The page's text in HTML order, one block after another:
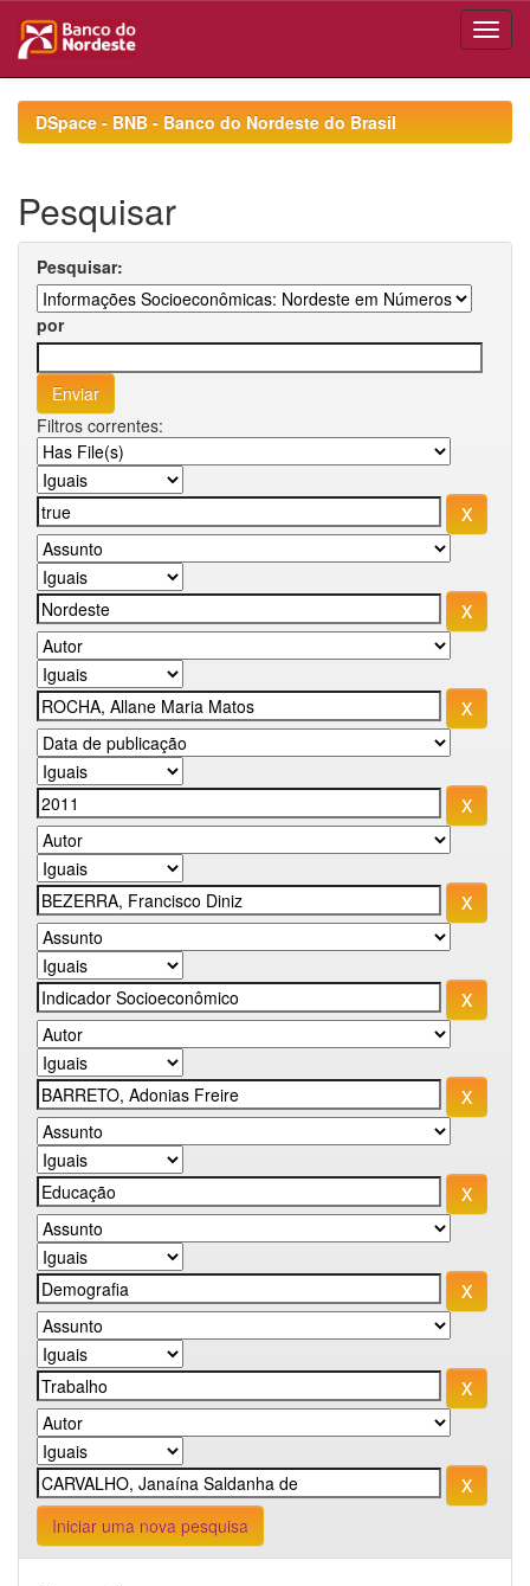
navigationDSpace - BNB - Banco do Nordeste do Brasil
Pesquisar
Pesquisar:
por
Filtros correntes:
Iniciar uma nova pesquisa